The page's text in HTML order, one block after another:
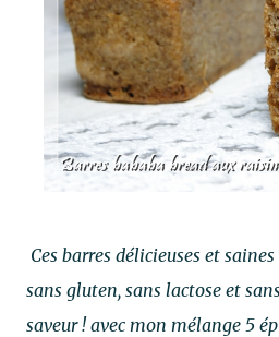
Ces barres délicieuses et
sans gluten, sans lactose et
saveur ! avec mon mélange 5